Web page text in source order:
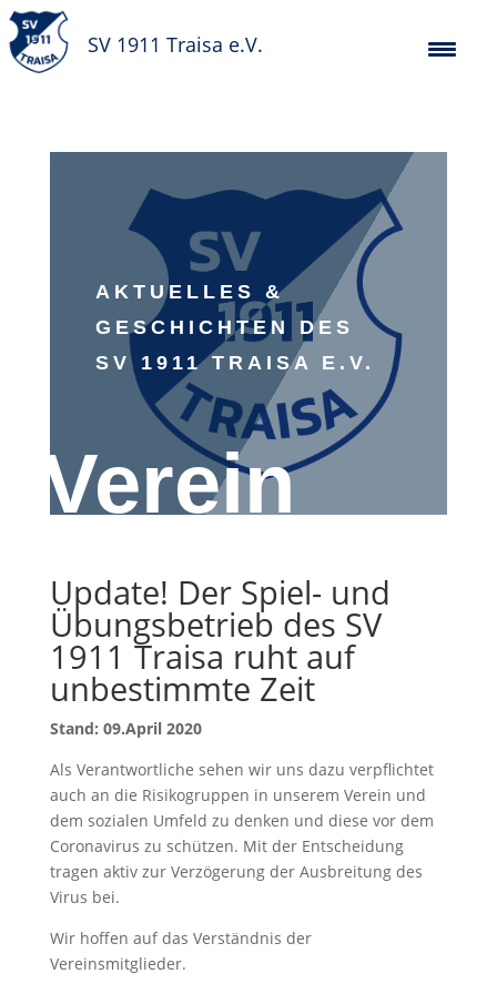
SV 1911 Traisa e.V.
AKTUELLES &
GESCHICHTEN DES
SV 1911 TRAISA E.V.
Verein
Update! Der Spiel- und
Übungsbetrieb des SV
1911 Traisa ruht auf
unbestimmte Zeit
Stand: 09.April 2020
Als Verantwortliche sehen wir uns dazu verpflichtet
auch an die Risikogruppen in unserem Verein und
dem sozialen Umfeld zu denken und diese vor dem
Coronavirus zu schützen. Mit der Entscheidung
tragen aktiv zur Verzögerung der Ausbreitung des
Virus bei.
Wir hoffen auf das Verständnis der
Vereinsmitglieder.